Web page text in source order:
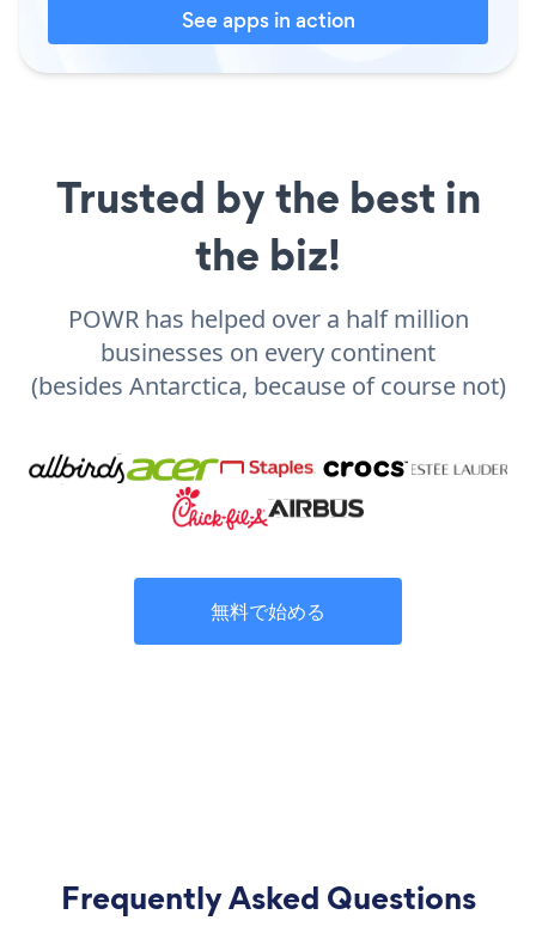
See apps in action
Trusted by the best in
the biz!
POWR has helped over a half million
businesses on every continent
(besides Antarctica, because of course not)
無料で始める
Frequently Asked Questions